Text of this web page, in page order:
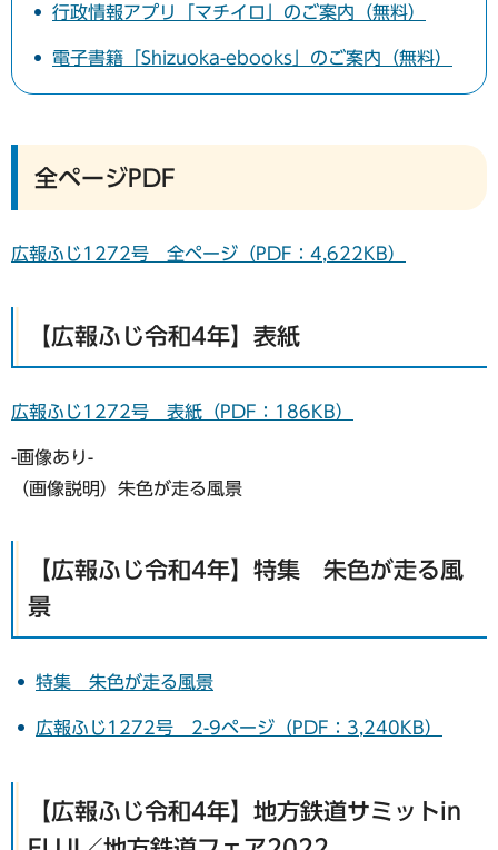
行政情報アプリ「マチイロ」のご案内（無料）
電子書籍「Shizuoka-ebooks」のご案内（無料）
全ページPDF
広報ふじ1272号 全ページ（PDF：4,622KB）
【広報ふじ令和4年】表紙
広報ふじ1272号 表紙（PDF：186KB）
-画像あり-
（画像説明）朱色が走る風景
【広報ふじ令和4年】特集 朱色が走る風
景
特集 朱色が走る風景
広報ふじ1272号 2-9ページ（PDF：3,240KB）
【広報ふじ令和4年】地方鉄道サミットin